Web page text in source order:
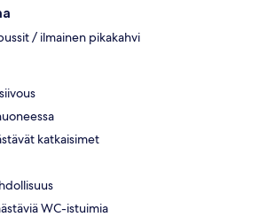
/ ilmainen pikakahvi
katkaisimet
WC-istuimia